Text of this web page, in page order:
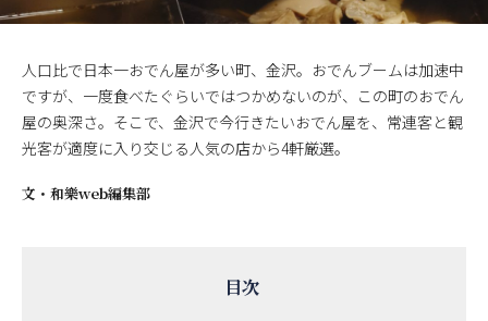
人口比で日本一おでん屋が多い町、金沢。おでんブームは加速中
ですが、一度食べたぐらいではつかめないのが、この町のおでん
屋の奥深さ。そこで、金沢で今行きたいおでん屋を、常連客と観
光客が適度に入り交じる人気の店から4軒厳選。
文・ 和樂web編集部